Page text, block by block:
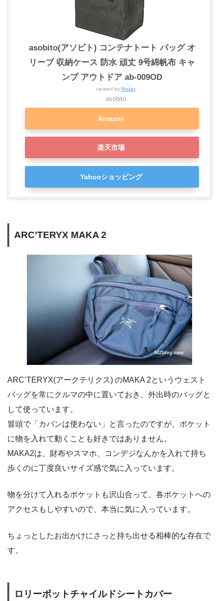
asobito(アソビト) コンテナトート バッグ オ
リーブ 収納ケース 防水 頑丈 9号綿帆布 キャ
ンプ アウトドア ab-009OD
created by Rinker
asobito
Amazon
楽天市場
Yahooショッピング
ARC’TERYX MAKA 2
ARC’TERYX(アークテリクス) のMAKA 2というウェスト
バッグを常にクルマの中に置いておき、外出時のバッグと
して使っています。
冒頭で「カバンは使わない」と言ったのですが、ポケット
に物を入れて動くことも好きではありません。
MAKA2は、財布やスマホ、コンデジなんかを入れて持ち
歩くのに丁度良いサイズ感で気に入っています。
物を分けて入れるポケットも沢山合って、各ポケットへの
アクセスもしやすいので、本当に気に入っています。
ちょっとしたお出かけにさっと持ち出せる相棒的な存在で
す。
ロリーボットチャイルドシートカバー